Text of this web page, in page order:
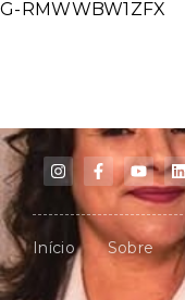
G-RMWWBW1ZFX
Início Sobre